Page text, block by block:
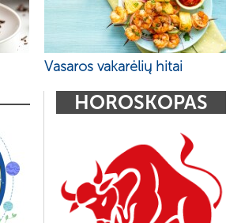
Vasaros vakarėlių hitai
HOROSKOPAS